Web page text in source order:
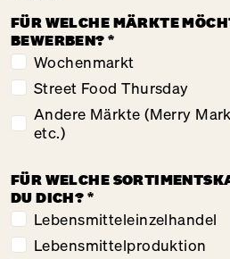
FÜR WELCHE MÄRKTE
BEWERBEN?*
Wochenmarkt
Street Food Thursday
Andere Märkte (Merry
etc.)
FÜR WELCHE
DU DICH?*
Lebensmitteleinzelhandel
Lebensmittelproduktion